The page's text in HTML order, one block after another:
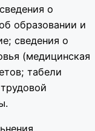
о
образовании и
сведения о
(медицинская
табели